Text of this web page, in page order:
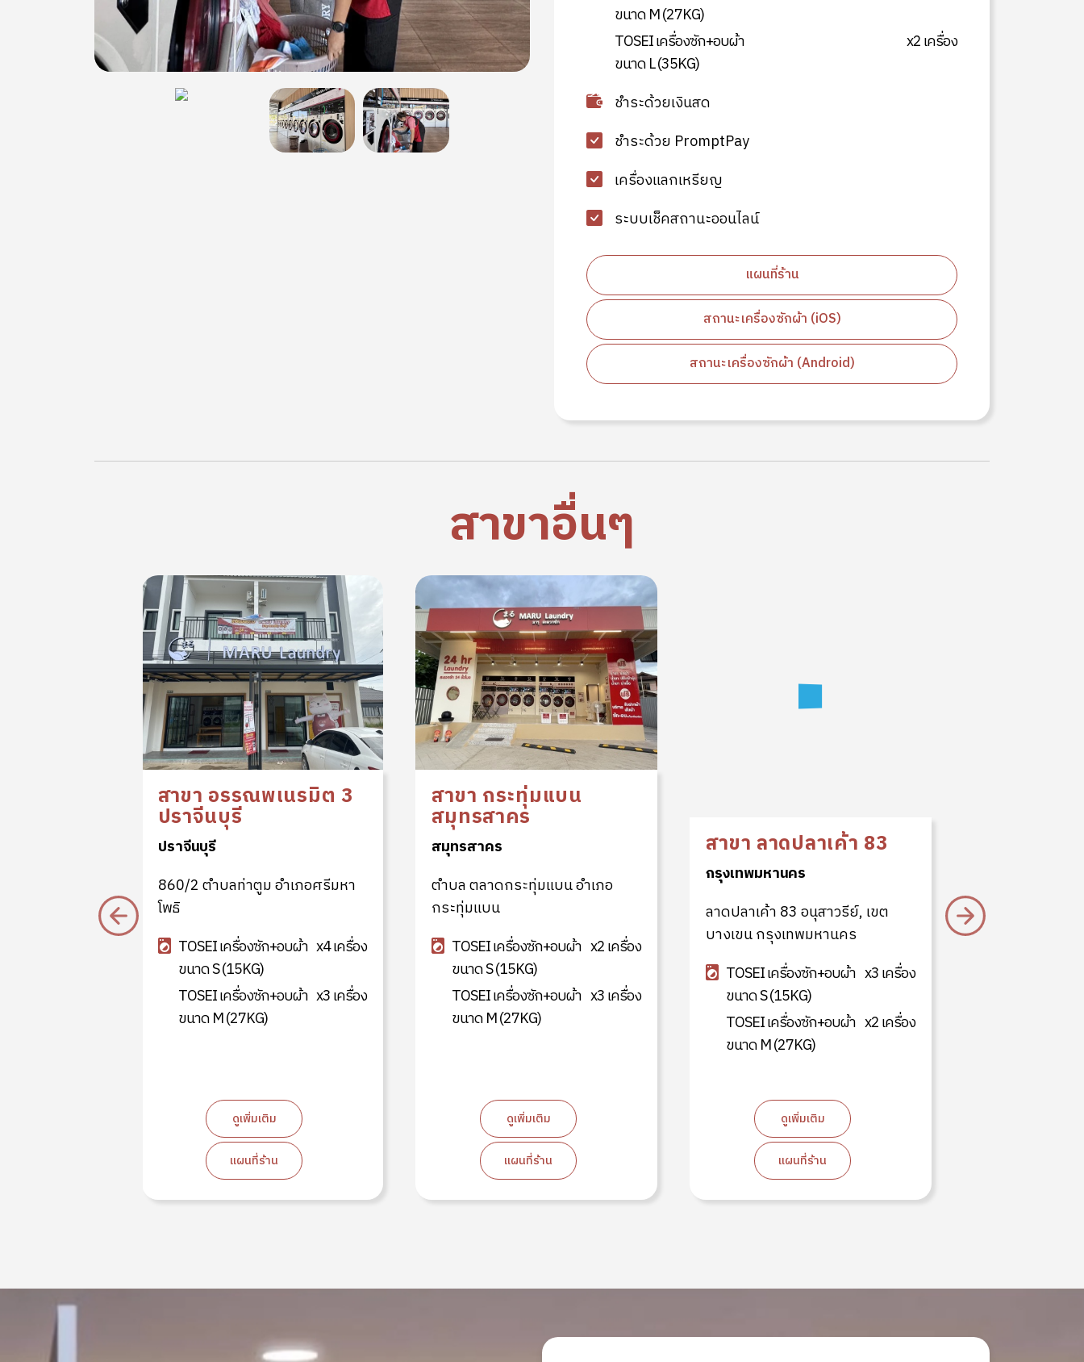
ขนาด M (27KG)
TOSEI เครื่องซัก+อบผ้า
ขนาด L (35KG)
x2 เครื่อง
ชำระด้วยเงินสด
ชำระด้วย PromptPay
เครื่องแลกเหรียญ
ระบบเช็คสถานะออนไลน์
แผนที่ร้าน
สถานะเครื่องซักผ้า (iOS)
สถานะเครื่องซักผ้า (Android)
สาขาอื่นๆ
สาขา อรรณพเนรมิต 3
ปราจีนบุรี
ปราจีนบุรี
860/2 ตำบลท่าตูม อำเภอศรีมหา
โพธิ
TOSEI เครื่องซัก+อบผ้า
ขนาด S (15KG)
x4 เครื่อง
TOSEI เครื่องซัก+อบผ้า
ขนาด M (27KG)
x3 เครื่อง
ดูเพิ่มเติม
แผนที่ร้าน
สาขา กระทุ่มแบน
สมุทรสาคร
สมุทรสาคร
ตำบล ตลาดกระทุ่มแบน อำเภอ
กระทุ่มแบน
TOSEI เครื่องซัก+อบผ้า
ขนาด S (15KG)
x2 เครื่อง
TOSEI เครื่องซัก+อบผ้า
ขนาด M (27KG)
x3 เครื่อง
ดูเพิ่มเติม
แผนที่ร้าน
ลาดปลาเค้า 83 อนุสาวรีย์, เขต
บางเขน กรุงเทพมหานคร
TOSEI เครื่องซัก+อบผ้า
ขนาด S (15KG)
TOSEI เครื่องซัก+อบผ้า
ขนาด M (27KG)
x2 เครื่อง
ดูเพิ่มเติม
แผนที่ร้าน
ปั้มน้ำมันบางจา